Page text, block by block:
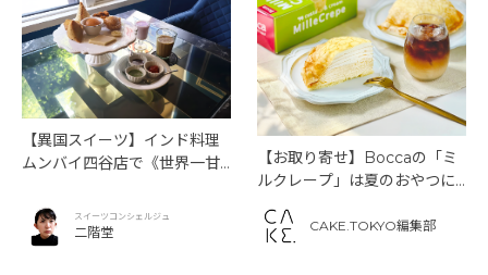
【異国スイーツ】インド料理
ムンバイ四谷店で《世界一甘
ー》を味わうスイーツコンシェルジュ
二階堂
【お取り寄せ】Boccaの「ミ
ルクレープ」は夏のおやつに
CAKE.TOKYO編集部